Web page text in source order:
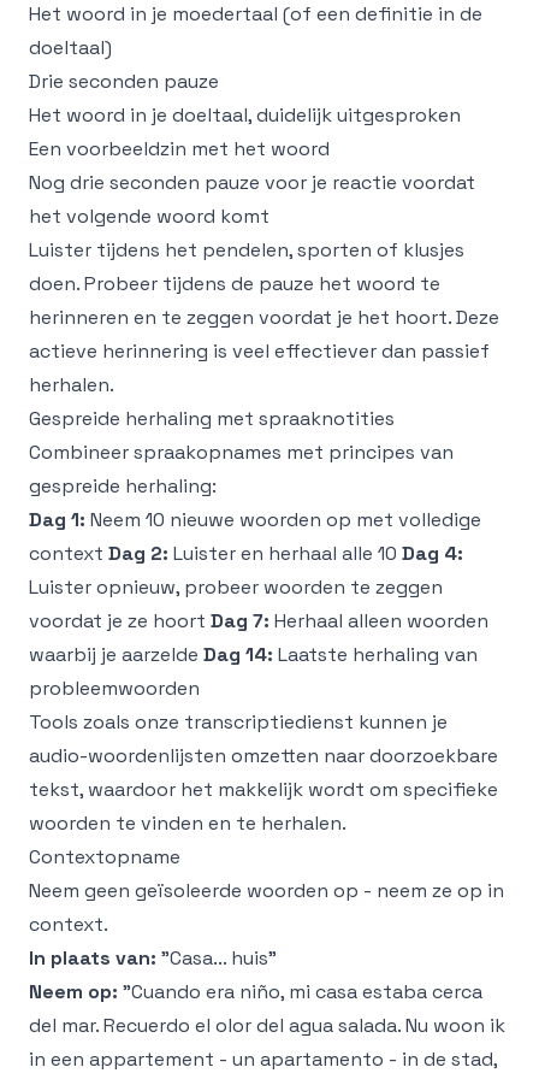
Het woord in je moedertaal (of een definitie in de
doeltaal)
Drie seconden pauze
Het woord in je doeltaal, duidelijk uitgesproken
Een voorbeeldzin met het woord
Nog drie seconden pauze voor je reactie voordat
het volgende woord komt
Luister tijdens het pendelen, sporten of klusjes
doen. Probeer tijdens de pauze het woord te
herinneren en te zeggen voordat je het hoort. Deze
actieve herinnering is veel effectiever dan passief
herhalen.
Gespreide herhaling met spraaknotities
Combineer spraakopnames met principes van
gespreide herhaling:
Dag 1: Neem 10 nieuwe woorden op met volledige
context Dag 2: Luister en herhaal alle 10 Dag 4:
Luister opnieuw, probeer woorden te zeggen
voordat je ze hoort Dag 7: Herhaal alleen woorden
waarbij je aarzelde Dag 14: Laatste herhaling van
probleemwoorden
Tools zoals onze transcriptiedienst kunnen je
audio-woordenlijsten omzetten naar doorzoekbare
tekst, waardoor het makkelijk wordt om specifieke
woorden te vinden en te herhalen.
Contextopname
Neem geen geïsoleerde woorden op - neem ze op in
context.
In plaats van: "Casa... huis"
Neem op: "Cuando era niño, mi casa estaba cerca
del mar. Recuerdo el olor del agua salada. Nu woon ik
in een appartement - un apartamento - in de stad,